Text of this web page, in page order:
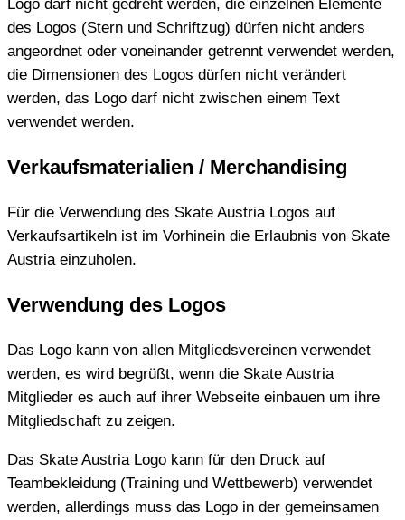
Logo darf nicht gedreht werden, die einzelnen Elemente
des Logos (Stern und Schriftzug) dürfen nicht anders
angeordnet oder voneinander getrennt verwendet werden,
die Dimensionen des Logos dürfen nicht verändert
werden, das Logo darf nicht zwischen einem Text
verwendet werden.
Verkaufsmaterialien / Merchandising
Für die Verwendung des Skate Austria Logos auf
Verkaufsartikeln ist im Vorhinein die Erlaubnis von Skate
Austria einzuholen.
Verwendung des Logos
Das Logo kann von allen Mitgliedsvereinen verwendet
werden, es wird begrüßt, wenn die Skate Austria
Mitglieder es auch auf ihrer Webseite einbauen um ihre
Mitgliedschaft zu zeigen.
Das Skate Austria Logo kann für den Druck auf
Teambekleidung (Training und Wettbewerb) verwendet
werden, allerdings muss das Logo in der gemeinsamen